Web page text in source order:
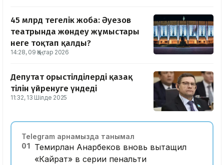
45 млрд теңгелік жоба: Әуезов
театрында жөндеу жұмыстары
неге тоқтап қалды?
14:28, 09 Қаңтар 2026
Депутат орыстілділерді қазақ
тілін үйренуге үндеді
11:32, 13 Шілде 2025
Telegram арнамызда танымал
01 Темирлан Анарбеков вновь вытащил
«Кайрат» в серии пенальти